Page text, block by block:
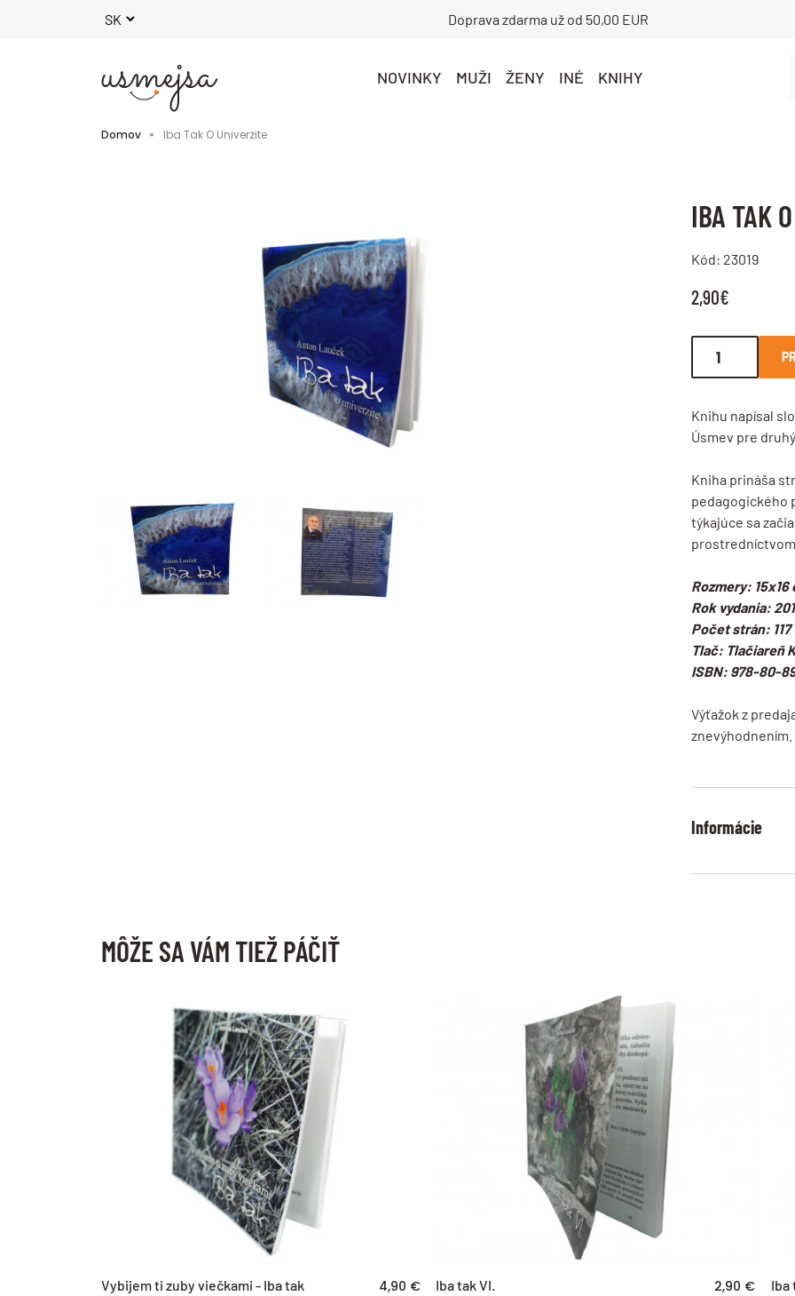
Doprava zdarma už od 50,00 EUR
NOVINKY MUŽI ŽENY INÉ KNIHY
Domov Iba Tak O Univerzite
IBA TAK
Kód: 23019
2,90€
Knihu napísal
Úsmev pre
Kniha prináša
pedagogického
týkajúce sa
Rozmery: 15x16
Rok vydania:
Počet strán: 117
Tlač: Tlačiareň
ISBN: 978-80-
Výťažok z
znevýhodnením.
Informácie
Odstúpenie
do 14 dní
prečítajte si
MÔŽE SA VÁM TIEŽ PÁČIŤ
Vybijem ti zuby viečkami - Iba tak 4,90 € Iba tak VI. 2,90 € Iba